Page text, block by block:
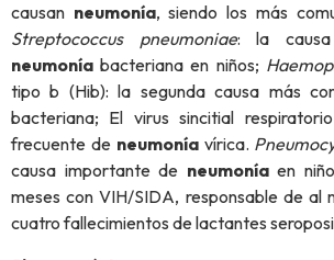
causan neumonía, siendo los más
Streptococcus pneumoniae: la
neumonía bacteriana en niños;
tipo b (Hib): la segunda causa más
bacteriana; El virus sincitial
frecuente de neumoníavírica.
causa importante de neumoníaen
meses con VIH/SIDA, responsable de al
cuatro fallecimientos de lactantes